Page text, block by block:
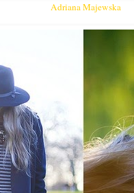
Adriana Majewska